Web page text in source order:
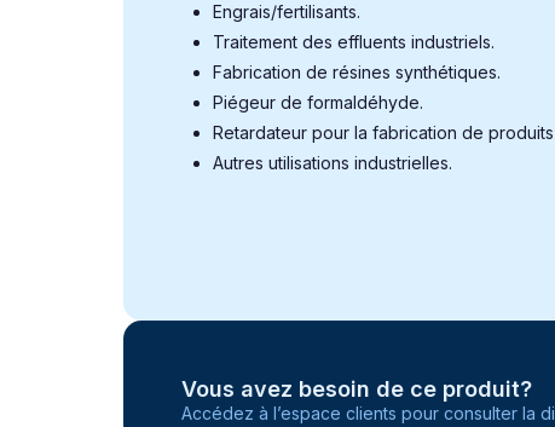
Engrais/fertilisants.
Traitement des effluents industriels.
Fabrication de résines synthétiques.
Piégeur de formaldéhyde.
Retardateur pour la fabrication de
Autres utilisations industrielles.
Vous avez besoin de ce produit?
Accédez à l’espace clients pour consulter la